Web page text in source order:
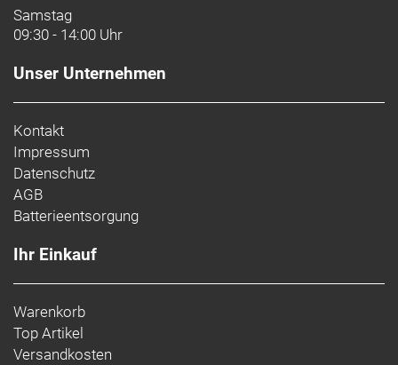
Samstag
09:30 - 14:00 Uhr
Unser Unternehmen
Kontakt
Impressum
Datenschutz
AGB
Batterieentsorgung
Ihr Einkauf
Warenkorb
Top Artikel
Versandkosten